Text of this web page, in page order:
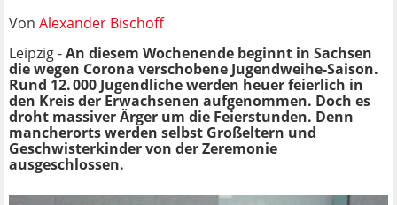
Von Alexander Bischoff
Leipzig -An diesem Wochenende beginnt in Sachsen
die wegen Corona verschobene Jugendweihe-Saison.
Rund 12. 000 Jugendliche werden heuer feierlich in
den Kreis der Erwachsenen aufgenommen. Doch es
droht massiver Ärger um die Feierstunden. Denn
mancherorts werden selbst Großeltern und
Geschwisterkinder von der Zeremonie
ausgeschlossen.